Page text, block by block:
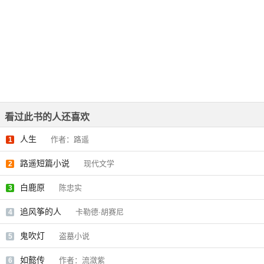
看过此书的人还喜欢
1 人生 作者：路遥
2 路遥短篇小说 现代文学
3 白鹿原 陈忠实
4 追风筝的人 卡勒德·胡赛尼
5 鬼吹灯 盗墓小说
6 如懿传 作者：流潋紫